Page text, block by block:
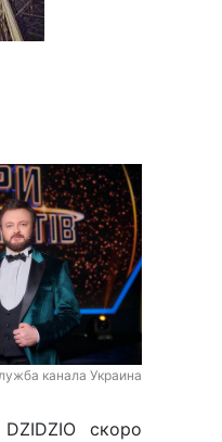
канала Украина
скоро